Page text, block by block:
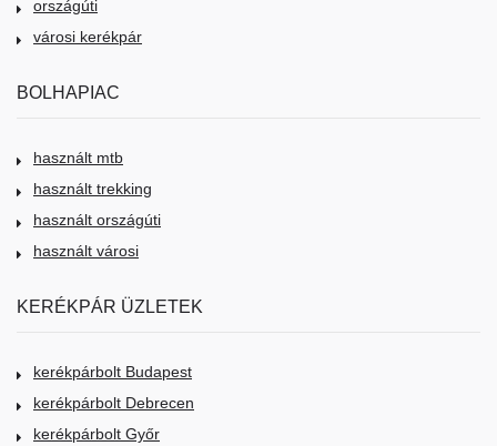
országúti
városi kerékpár
BOLHAPIAC
használt mtb
használt trekking
használt országúti
használt városi
KERÉKPÁR ÜZLETEK
kerékpárbolt Budapest
kerékpárbolt Debrecen
kerékpárbolt Győr